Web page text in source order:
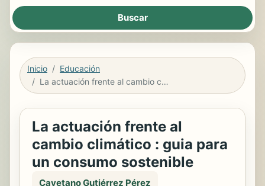
Inicio
Educación
La actuación frente al cambio climático : guia para un consumo sostenible
La actuación frente al
cambio climático : guia para
un consumo sostenible
Cayetano Gutiérrez Pérez